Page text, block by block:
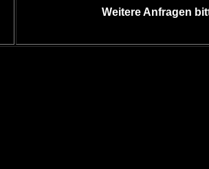
Weitere Anfragen